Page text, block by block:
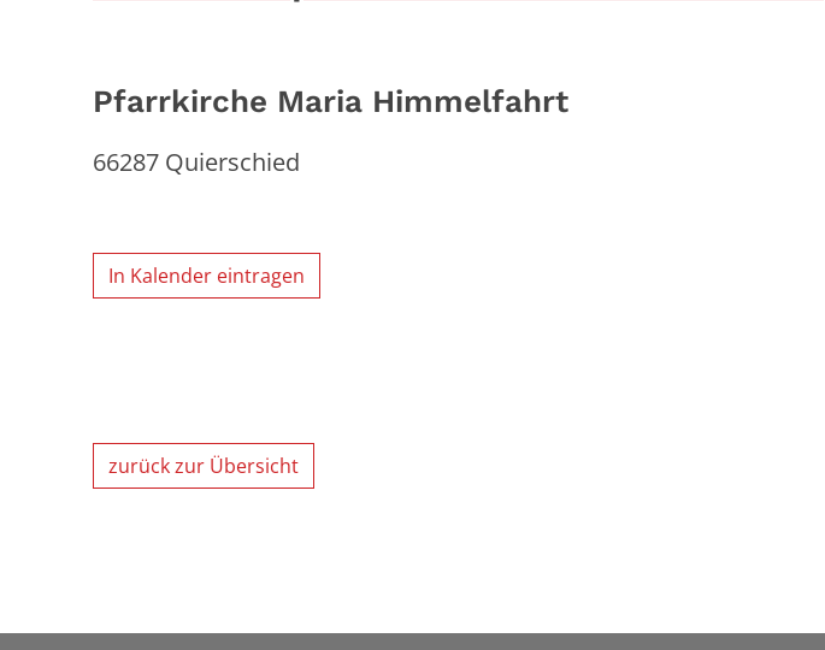
Pfarrkirche Maria Himmelfahrt
66287 Quierschied
In Kalender eintragen
zurück zur Übersicht